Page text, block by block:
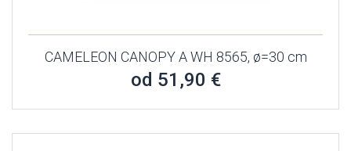
CAMELEON CANOPY A WH 8565, ø=30 cm
od 51,90 €